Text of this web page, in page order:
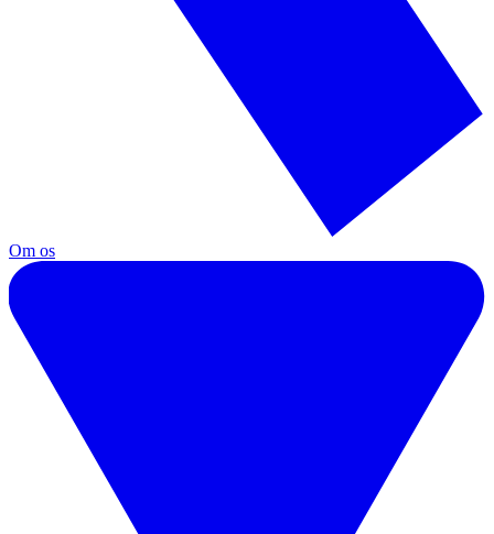
Om os